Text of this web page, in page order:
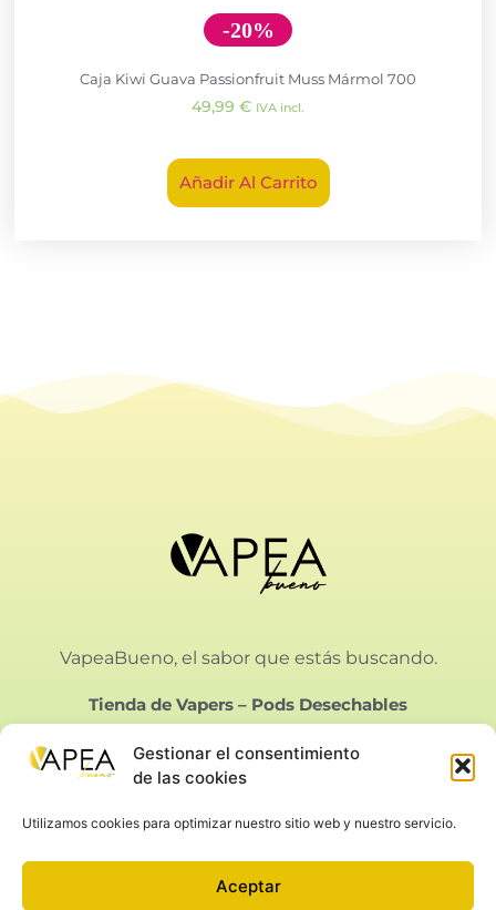
Gestionar el consentimiento
de las cookies
Utilizamos cookies para optimizar nuestro sitio web y nuestro servicio.
Aceptar
-20%
Caja Kiwi Guava Passionfruit Muss Mármol 700
49,99 € IVA incl.
Añadir Al Carrito
VapeaBueno, el sabor que estás buscando.
Tienda de Vapers – Pods Desechables